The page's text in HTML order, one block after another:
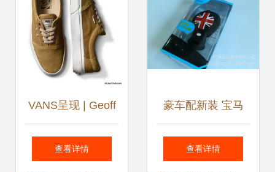
VANS呈现 | Geoff
Rowley最新个人鞋
查看详情
豪车配新装 宝马
Mini硅胶钥匙包的
查看详情